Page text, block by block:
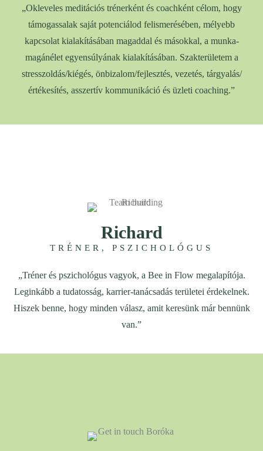
„Okleveles meditációs trénerként és coachként célom, hogy
támogassalak saját potenciálod felismerésében, mélyebb
kapcsolat kialakításában magaddal és másokkal, a munka-
magánélet egyensúlyának kialakításában. Szakterületem a
stresszoldás/kiégés, önbizalom/fejlesztés, vezetés, tárgyalás/
értékesítés, asszertív kommunikáció és üzleti coaching.”
Richard
TRÉNER, PSZICHOLÓGUS
„Tréner és pszichológus vagyok, a Bee in Flow megalapítója.
Leginkább a tudatosság, karrier-tanácsadás területei érdekelnek.
Hiszek benne, hogy minden válasz, amit keresünk már bennünk
van.”